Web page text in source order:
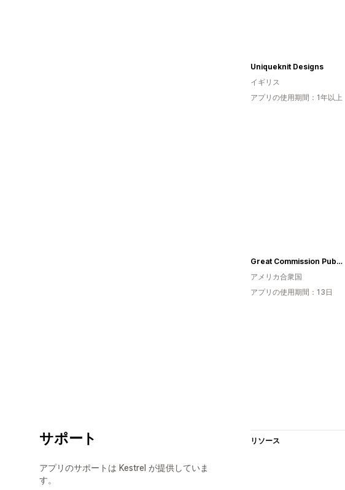
Uniqueknit Designs
イギリス
アプリの使用期間：1年以上
Great Commission Publications
アメリカ合衆国
アプリの使用期間：13日
サポート
アプリのサポートは Kestrel が提供していま
す。
リソース